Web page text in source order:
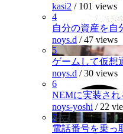
kasi2 / 101 views
4
自分の資産を自
noys.d /47 views
5
ゲームして仮想
noys.d /30 views
6
NEMに実装され
noys-yoshi / 22
7
電話番号を乗っ